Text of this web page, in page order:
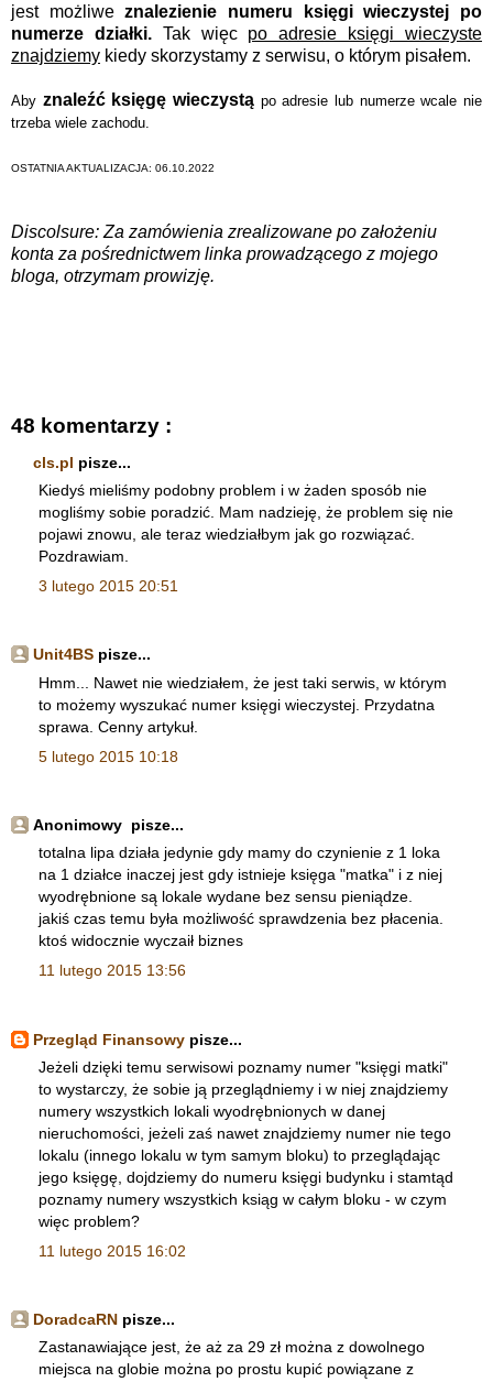
jest możliweznalezienie numeru księgi wieczystej po
numerze działki.Tak więc po adresie księgi wieczyste
znajdziemy kiedy skorzystamy z serwisu, o którym pisałem.
Aby znaleźć księgę wieczystą po adresie lub numerze wcale nie
trzeba wiele zachodu.
OSTATNIA AKTUALIZACJA: 06.10.2022
Discolsure: Za zamówienia zrealizowane po założeniu
konta za pośrednictwem linka prowadzącego z mojego
bloga, otrzymam prowizję.
48 komentarzy :
cls.pl pisze...
Kiedyś mieliśmy podobny problem i w żaden sposób nie
mogliśmy sobie poradzić. Mam nadzieję, że problem się nie
pojawi znowu, ale teraz wiedziałbym jak go rozwiązać.
Pozdrawiam.
3 lutego 2015 20:51
Unit4BS pisze...
Hmm... Nawet nie wiedziałem, że jest taki serwis, w którym
to możemy wyszukać numer księgi wieczystej. Przydatna
sprawa. Cenny artykuł.
5 lutego 2015 10:18
Anonimowy pisze...
totalna lipa działa jedynie gdy mamy do czynienie z 1 loka
na 1 działce inaczej jest gdy istnieje księga "matka" i z niej
wyodrębnione są lokale wydane bez sensu pieniądze.
jakiś czas temu była możliwość sprawdzenia bez płacenia.
ktoś widocznie wyczaił biznes
11 lutego 2015 13:56
Przegląd Finansowy pisze...
Jeżeli dzięki temu serwisowi poznamy numer "księgi matki"
to wystarczy, że sobie ją przeglądniemy i w niej znajdziemy
numery wszystkich lokali wyodrębnionych w danej
nieruchomości, jeżeli zaś nawet znajdziemy numer nie tego
lokalu (innego lokalu w tym samym bloku) to przeglądając
jego księgę, dojdziemy do numeru księgi budynku i stamtąd
poznamy numery wszystkich ksiąg w całym bloku - w czym
więc problem?
11 lutego 2015 16:02
DoradcaRN pisze...
Zastanawiające jest, że aż za 29 zł można z dowolnego
miejsca na globie można po prostu kupić powiązane z